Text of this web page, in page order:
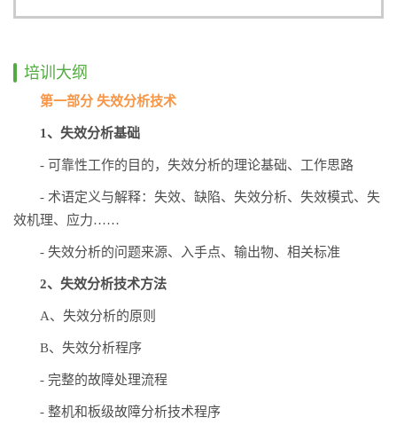
培训大纲
第一部分 失效分析技术
1、失效分析基础
- 可靠性工作的目的，失效分析的理论基础、工作思路
- 术语定义与解释：失效、缺陷、失效分析、失效模式、失
效机理、应力……
- 失效分析的问题来源、入手点、输出物、相关标准
2、失效分析技术方法
A、失效分析的原则
B、失效分析程序
- 完整的故障处理流程
- 整机和板级故障分析技术程序